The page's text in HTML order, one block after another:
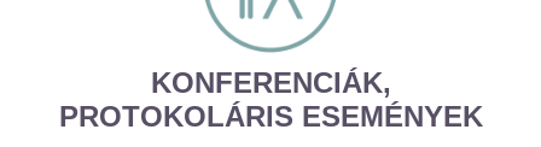
KONFERENCIÁK,
PROTOKOLÁRIS ESEMÉNYEK